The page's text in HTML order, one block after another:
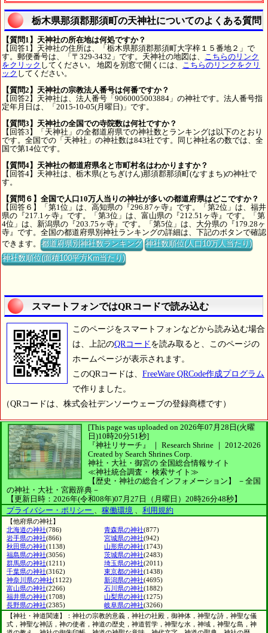
栃木県那須郡那須町の天神社についてのよくある質問
【質問1】天神社の所在地は何処ですか？
【回答1】天神社の住所は、「栃木県那須郡那須町大字梓１５番地２」で
す。郵便番号は、「〒329-3432」です。天神社の地図は、 こちらのリンク
をクリック してください。 地図を別窓で開くには、 こちらのリンクをクリ
ック してください。
【質問2】天神社の宗教法人番号は何番ですか？
【回答2】天神社は、法人番号「9060005003884」の神社です。法人番号指
定年月日は、「2015-10-05(月曜日)」です。
【質問3】天神社の全国での寺院数は何社ですか？
【回答3】「天神社」の全都道府県での神社数とランキングは以下のとおり
です。全国での「天神社」の神社数は843社です。同じ神社名の数では、全
国で第14位です。
【質問4】天神社の都道府県名と市町村名はわかりますか？
【回答4】天神社は、栃木県(とちぎけん)那須郡那須町(なすまち)の神社で
す。
【質問６】全国で人口10万人当りの神社が多いの都道府県はどこですか？
【回答６】「第1位」は、高知県の『296.87ヶ寺』です。「第2位」は、福井
県の『217.1ヶ寺』です。「第3位」は、富山県の『212.51ヶ寺』です。「第
4位」は、新潟県の『203.75ヶ寺』です。「第5位」は、大分県の『179.28ヶ
寺』です。全国の都道府県別神社ランキングの詳細は、下記のボタンで確認
できます。都道府県別神社数ランキング 神社数順位(人口10万人当たり)
神社数順位(面積100平方Km当たり)
スマートフォンではQRコードで読み込む
このページをスマートフォンなどから読み込む場合
は、上記のQRコード を読み取ると、このページの
ホームページが表示されます。
このQRコードは、 FreeWare QRCode作成プログラム
で作りました。
（QRコードは、株式会社デンソーウェーブの登録商標です）
[This page was uploaded on 2026年07月28日(火曜
日)10時20分51秒]
『神社リサーチ』 ｜ Research Shrine ｜ 2012-2026
Created by Search Shrines Corp.
神社・大社・御宮の 全国総合情報サイト
≪神社統合調査・ 検索サイト≫
【歴史・神社の総合インフォメーション】
－全国
の神社・大社・宮殿辞典－
【更新日時：2026年(令和08年)07月27日（月曜日）20時26分48秒】
プライバシー・ポリシー 、 稼働環境 、 利用規約
【他府県の神社】
北海道の神社(786) 青森県の神社(877)
岩手県の神社(866) 宮城県の神社(942)
秋田県の神社(1138) 山形県の神社(1743)
福島県の神社(3056) 茨城県の神社(2483)
群馬県の神社(1211) 埼玉県の神社(2011)
千葉県の神社(3162) 東京都の神社(1438)
神奈川県の神社(1122) 新潟県の神社(4695)
富山県の神社(2266) 石川県の神社(1882)
福井県の神社(1708) 山梨県の神社(1275)
長野県の神社(2385) 岐阜県の神社(3266)
【神社・神道関連】：神社の宗教的意義，神社の社殿，御神体，神聖な詩，神聖な儀
式，神聖な神話，神の使者，神道の歴史，神道哲学，神聖な水，神域，神聖な島，神